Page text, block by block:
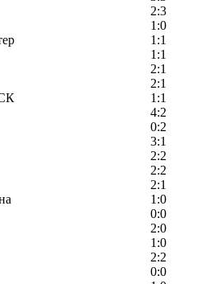
2:3
1:0
1:1
1:1
2:1
2:1
1:1
4:2
0:2
3:1
2:2
2:2
2:1
1:0
0:0
2:0
1:0
2:2
0:0